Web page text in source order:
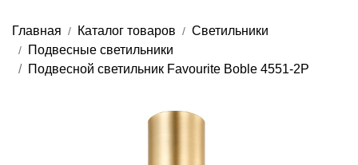
Главная Каталог товаров
Светильники
Подвесные светильники
Подвесной светильник Favourite Boble 4551-2P